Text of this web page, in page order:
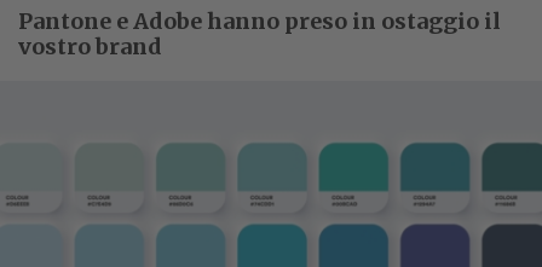
Pantone e Adobe hanno preso in ostaggio il
vostro brand